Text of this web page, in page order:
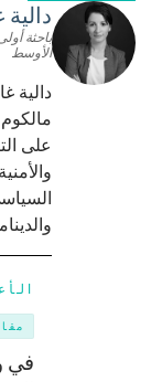
دالية
باحثة
الأوسط
دالية
على
في